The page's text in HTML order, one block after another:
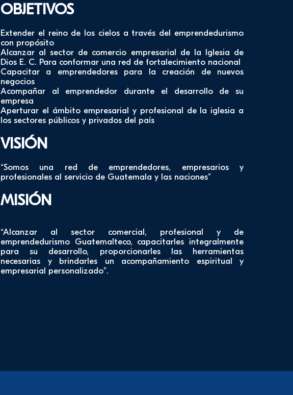
OBJETIVOS
Extender el reino de los cielos a través del emprendedurismo
con propósito
Alcanzar al sector de comercio empresarial de la Iglesia de
Dios E. C. Para conformar una red de fortalecimiento nacional
Capacitar a emprendedores para la creación de nuevos
negocios
Acompañar al emprendedor durante el desarrollo de su
empresa
Aperturar el ámbito empresarial y profesional de la iglesia a
los sectores públicos y privados del país
VISIÓN
“Somos una red de emprendedores, empresarios y
profesionales al servicio de Guatemala y las naciones”
MISIÓN
“Alcanzar al sector comercial, profesional y de
emprendedurismo Guatemalteco, capacitarles integralmente
para su desarrollo, proporcionarles las herramientas
necesarias y brindarles un acompañamiento espiritual y
empresarial personalizado”.